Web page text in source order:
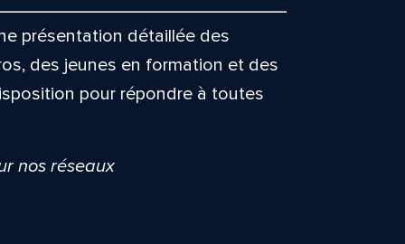
présentation détaillée des
des jeunes en formation et des
pour répondre à toutes
nos réseaux